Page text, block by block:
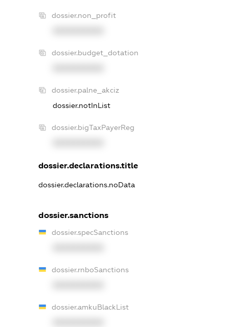
dossier.non_profit
dossier.budget_dotation
dossier.palne_akciz
dossier.notInList
dossier.bigTaxPayerReg
dossier.declarations.title
dossier.declarations.noData
dossier.sanctions
dossier.specSanctions
dossier.rnboSanctions
dossier.amkuBlackList